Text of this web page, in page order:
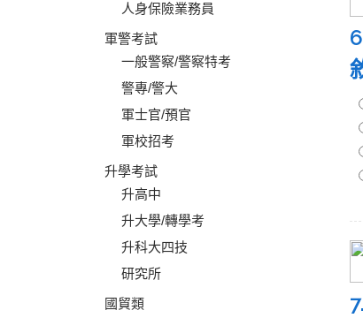
人身保險業務員
軍警考試
一般警察/警察特考
警專/警大
軍士官/預官
軍校招考
升學考試
升高中
升大學/轉學考
升科大四技
研究所
國貿類